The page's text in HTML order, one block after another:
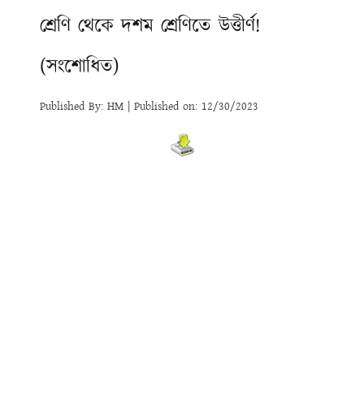
শ্রেণি থেকে দশম শ্রেণিতে উত্তীর্ণ!
(সংশোধিত)
Published By: HM | Published on: 12/30/2023